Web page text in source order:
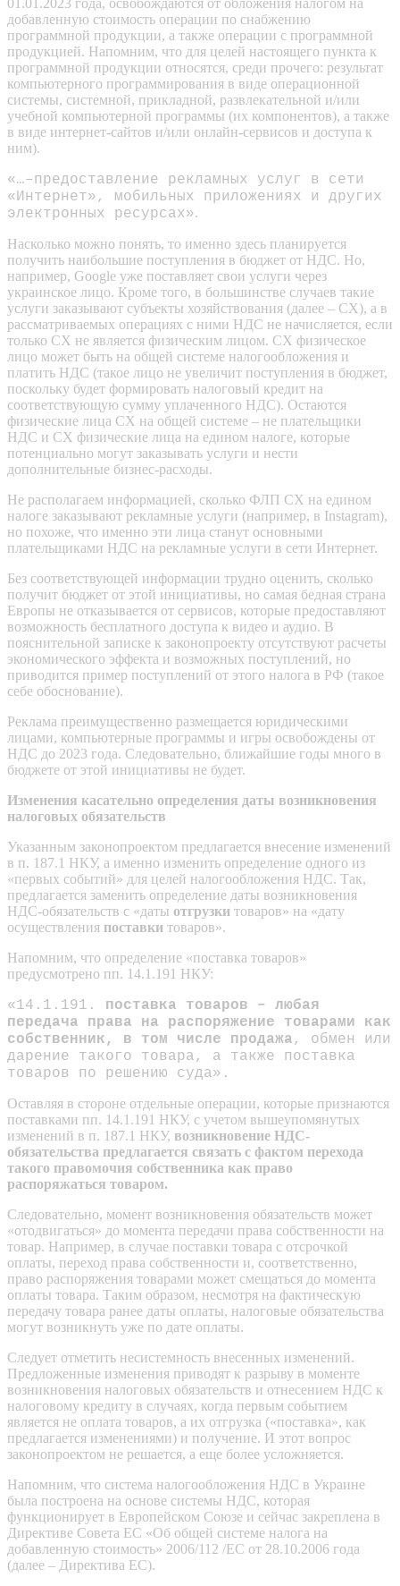
добавленную стоимость операции по снабжению
программной продукции, а также операции с программной
продукцией. Напомним, что для целей настоящего пункта к
программной продукции относятся, среди прочего: результат
компьютерного программирования в виде операционной
системы, системной, прикладной, развлекательной и/или
учебной компьютерной программы (их компонентов), а также
в виде интернет-сайтов и/или онлайн-сервисов и доступа к
ним).
«…–предоставление рекламных услуг в сети
«Интернет», мобильных приложениях и других
электронных ресурсах».
Насколько можно понять, то именно здесь планируется
получить наибольшие поступления в бюджет от НДС. Но,
например, Google уже поставляет свои услуги через
украинское лицо. Кроме того, в большинстве случаев такие
услуги заказывают субъекты хозяйствования (далее – СХ), а в
рассматриваемых операциях с ними НДС не начисляется, если
только СХ не является физическим лицом. СХ физическое
лицо может быть на общей системе налогообложения и
платить НДС (такое лицо не увеличит поступления в бюджет,
поскольку будет формировать налоговый кредит на
соответствующую сумму уплаченного НДС). Остаются
физические лица СХ на общей системе – не плательщики
НДС и СХ физические лица на едином налоге, которые
потенциально могут заказывать услуги и нести
дополнительные бизнес-расходы.
Не располагаем информацией, сколько ФЛП СХ на едином
налоге заказывают рекламные услуги (например, в Instagram),
но похоже, что именно эти лица станут основными
плательщиками НДС на рекламные услуги в сети Интернет.
Без соответствующей информации трудно оценить, сколько
получит бюджет от этой инициативы, но самая бедная страна
Европы не отказывается от сервисов, которые предоставляют
возможность бесплатного доступа к видео и аудио. В
пояснительной записке к законопроекту отсутствуют расчеты
экономического эффекта и возможных поступлений, но
приводится пример поступлений от этого налога в РФ (такое
себе обоснование).
Реклама преимущественно размещается юридическими
лицами, компьютерные программы и игры освобождены от
НДС до 2023 года. Следовательно, ближайшие годы много в
бюджете от этой инициативы не будет.
Изменения касательно определения даты возникновения
налоговых обязательств
Указанным законопроектом предлагается внесение изменений
в п. 187.1 НКУ, а именно изменить определение одного из
«первых событий» для целей налогообложения НДС. Так,
предлагается заменить определение даты возникновения
НДС-обязательств с «даты отгрузки товаров» на «дату
осуществления поставки товаров».
Напомним, что определение «поставка товаров»
предусмотрено пп. 14.1.191 НКУ:
«14.1.191. поставка товаров – любая
передача права на распоряжение товарами как
собственник, в том числе продажа, обмен или
дарение такого товара, а также поставка
товаров по решению суда».
Оставляя в стороне отдельные операции, которые признаются
поставками пп. 14.1.191 НКУ, с учетом вышеупомянутых
изменений в п. 187.1 НКУ, возникновение НДС-
обязательства предлагается связать с фактом перехода
такого правомочия собственника как право
распоряжаться товаром.
Следовательно, момент возникновения обязательств может
«отодвигаться» до момента передачи права собственности на
товар. Например, в случае поставки товара с отсрочкой
оплаты, переход права собственности и, соответственно,
право распоряжения товарами может смещаться до момента
оплаты товара. Таким образом, несмотря на фактическую
передачу товара ранее даты оплаты, налоговые обязательства
могут возникнуть уже по дате оплаты.
Следует отметить несистемность внесенных изменений.
Предложенные изменения приводят к разрыву в моменте
возникновения налоговых обязательств и отнесением НДС к
налоговому кредиту в случаях, когда первым событием
является не оплата товаров, а их отгрузка («поставка», как
предлагается изменениями) и получение. И этот вопрос
законопроектом не решается, а еще более усложняется.
Напомним, что система налогообложения НДС в Украине
была построена на основе системы НДС, которая
функционирует в Европейском Союзе и сейчас закреплена в
Директиве Совета ЕС «Об общей системе налога на
добавленную стоимость» 2006/112 /ЕС от 28.10.2006 года
(далее – Директива ЕС).